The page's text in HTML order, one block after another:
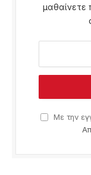
μαθαίνετε
Με την